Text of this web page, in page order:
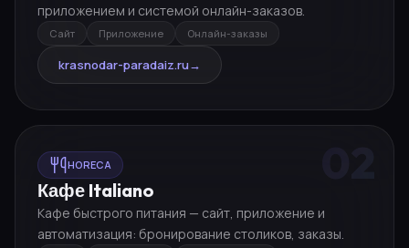
приложением и системой онлайн-заказов.
Сайт Приложение Онлайн-заказы
krasnodar-paradaiz.ru→
HORECA
Кафе Italiano
Кафе быстрого питания — сайт, приложение и
автоматизация: бронирование столиков, заказы.